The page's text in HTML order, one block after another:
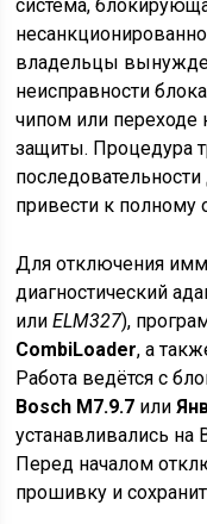
система,
владельцы
неисправности
чипом или переходе
защиты. Процедура
привести к полному
Для отключения
диагностический
илиELM327),
CombiLoader, а
Работа ведётся с
Bosch M7.9.7 или
устанавливались на
Перед началом
прошивку и